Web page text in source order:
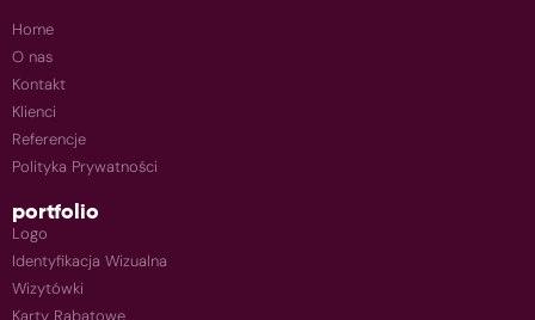
Home
O nas
Kontakt
Klienci
Referencje
Polityka Prywatności
portfolio
Logo
Identyfikacja Wizualna
Wizytówki
Karty Rabatowe